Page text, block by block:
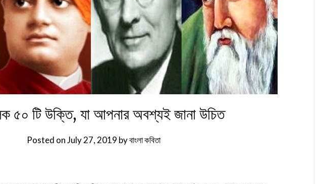
৫০ টি উক্তি, যা আপনার অবশ্যই জানা উচিত
Posted onJuly 27, 2019 byবাংলা কবিতা